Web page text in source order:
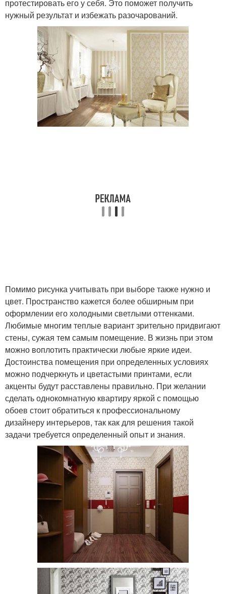
протестировать его у себя. Это поможет получить
нужный результат и избежать разочарований.
Помимо рисунка учитывать при выборе также нужно и
цвет. Пространство кажется более обширным при
оформлении его холодными светлыми оттенками.
Любимые многим теплые вариант зрительно придвигают
стены, сужая тем самым помещение. В жизнь при этом
можно воплотить практически любые яркие идеи.
Достоинства помещения при определенных условиях
можно подчеркнуть и цветастыми принтами, если
акценты будут расставлены правильно. При желании
сделать однокомнатную квартиру яркой с помощью
обоев стоит обратиться к профессиональному
дизайнеру интерьеров, так как для решения такой
задачи требуется определенный опыт и знания.